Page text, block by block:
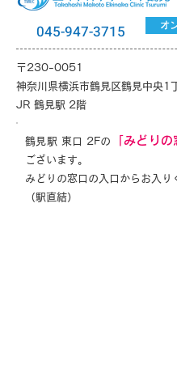
045-947-3715 オ
〒230-0051
神奈川県横浜市鶴見区鶴見中央1
JR 鶴見駅 2階
鶴見駅 東口 2Fの 「みどり
ございます。
みどりの窓口の入口からお入り
（駅直結）